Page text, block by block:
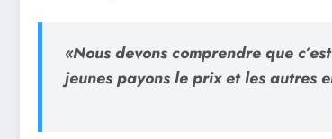
«Nous devons comprendre que
jeunes payons le prix et les autres